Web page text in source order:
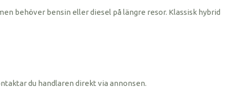
behöver bensin eller diesel på längre resor. Klassisk hybrid
du handlaren direkt via annonsen.